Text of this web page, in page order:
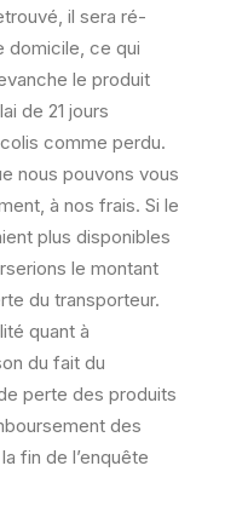
il sera ré-
domicile, ce qui
le produit
de 21 jours
comme perdu.
nous pouvons vous
à nos frais. Si le
plus disponibles
le montant
du transporteur.
quant à
du fait du
perte des produits
des
fin de l’enquête